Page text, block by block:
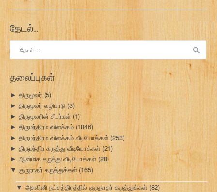
தேடல்…
தேடு:
தலைப்புகள்
► திருமூலர் (5)
► திருமூலர் வழிபாடு (3)
► திருமூலரின் சீடர்கள் (1)
► திருமந்திரம் விளக்கம் (1846)
► திருமந்திரம் விளக்கம் வீடியோக்கள் (253)
► திருமந்திர கருத்து வீடியோக்கள் (21)
► ஆன்மிக கருத்து வீடியோக்கள் (28)
▼ குருநாதர் கருத்துக்கள் (165)
▼ அசுவினி நட்சத்திரத்தில் குருநாதர் கருத்துக்கள் (82)